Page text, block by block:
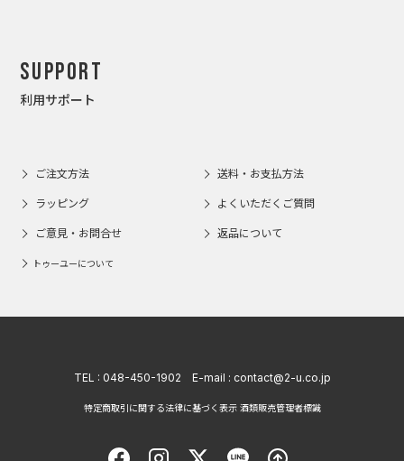
Support
利用サポート
ご注文方法 送料・お支払方法
ラッピング よくいただくご質問
ご意見・お問合せ 返品について
トゥーユーについて
TEL : 048-450-1902 E-mail : contact@2-u.co.jp
特定商取引に関する法律に基づく表示 酒類販売管理者標識